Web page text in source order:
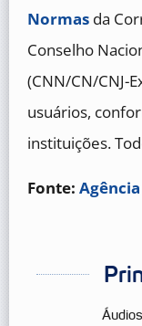
Normas da
Conselho
(CNN/CN/CNJ-
usuários,
instituições.
Fonte: